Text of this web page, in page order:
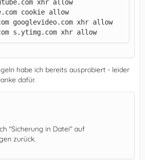
s.ytimg.com xhr allow
habe ich bereits ausprobiert - leider
dafür.
"Sicherung in Datei" auf
zurück.